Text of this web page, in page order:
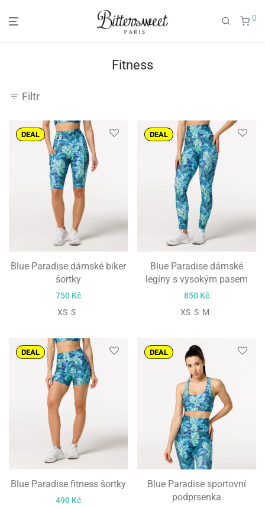
0
Fitness
Filtr
DEAL
Blue Paradise dámské biker
šortky
750 Kč
XS S
DEAL
Blue Paradise dámské
legíny s vysokým pasem
850 Kč
XS S M
DEAL
Blue Paradise fitness šortky
490 Kč
DEAL
Blue Paradise sportovní
podprsenka